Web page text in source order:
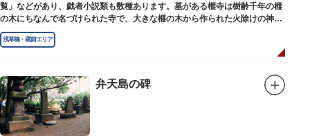
覧」などがあり、戯者小説類も数種あります。墓がある榧寺は樹齢千年の榧
の木にちなんで名づけられた寺で、大きな榧の木から作られた火除けの神、
秋葉権現で知られています。
浅草橋・蔵前エリア
弁天島の碑